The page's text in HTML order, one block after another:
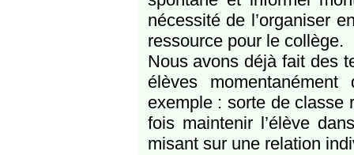
nécessité de l’organiser
ressource pour le collège.
Nous avons déjà fait des
élèves
exemple : sorte de classe
fois maintenir l’élève
misant sur une relation